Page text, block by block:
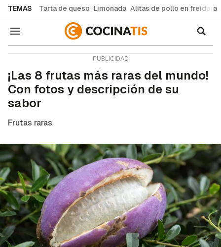
TEMAS Tarta de queso Limonada Alitas de pollo en freidora
Navegación
¡Las 8 frutas más raras del mundo!
Con fotos y descripción de su
sabor
Frutas raras